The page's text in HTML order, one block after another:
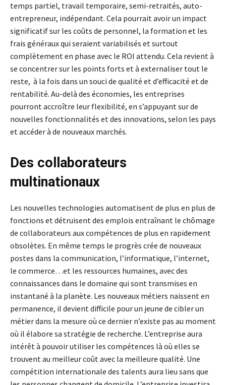
temps partiel, travail temporaire, semi-retraités, auto-
entrepreneur, indépendant. Cela pourrait avoir un impact
significatif sur les coûts de personnel, la formation et les
frais généraux qui seraient variabilisés et surtout
complètement en phase avec le ROI attendu. Cela revient à
se concentrer sur les points forts et à externaliser tout le
reste, à la fois dans un souci de qualité et d’efficacité et de
rentabilité. Au-delà des économies, les entreprises
pourront accroître leur flexibilité, en s’appuyant sur de
nouvelles fonctionnalités et des innovations, selon les pays
et accéder à de nouveaux marchés.
Des collaborateurs
multinationaux
Les nouvelles technologies automatisent de plus en plus de
fonctions et détruisent des emplois entraînant le chômage
de collaborateurs aux compétences de plus en rapidement
obsolètes. En même temps le progrès crée de nouveaux
postes dans la communication, l’informatique, l’internet,
le commerce…et les ressources humaines, avec des
connaissances dans le domaine qui sont transmises en
instantané à la planète. Les nouveaux métiers naissent en
permanence, il devient difficile pour un jeune de cibler un
métier dans la mesure où ce dernier n’existe pas au moment
où il élabore sa stratégie de recherche. L’entreprise aura
intérêt à pouvoir utiliser les compétences là où elles se
trouvent au meilleur coût avec la meilleure qualité. Une
compétition internationale des talents aura lieu sans que